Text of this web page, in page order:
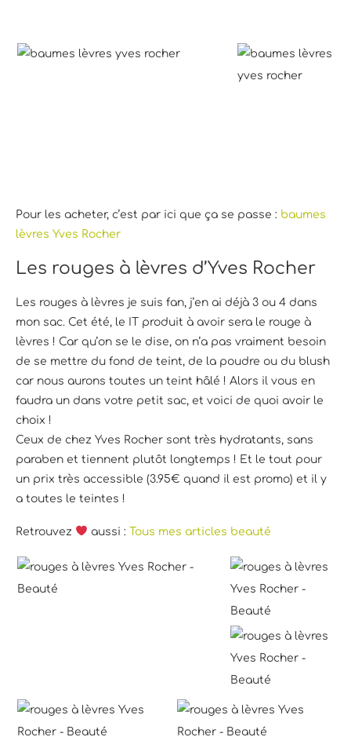
Pour les acheter, c’est par ici que ça se passe : baumes
lèvres Yves Rocher
Les rouges à lèvres d’Yves Rocher
Les rouges à lèvres je suis fan, j’en ai déjà 3 ou 4 dans
mon sac. Cet été, le IT produit à avoir sera le rouge à
lèvres ! Car qu’on se le dise, on n’a pas vraiment besoin
de se mettre du fond de teint, de la poudre ou du blush
car nous aurons toutes un teint hâlé ! Alors il vous en
faudra un dans votre petit sac, et voici de quoi avoir le
choix !
Ceux de chez Yves Rocher sont très hydratants, sans
paraben et tiennent plutôt longtemps ! Et le tout pour
un prix très accessible (3.95€ quand il est promo) et il y
a toutes le teintes !
Retrouvez aussi : Tous mes articles beauté